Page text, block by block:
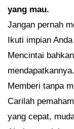
yang mau.
Jangan pernah
Ikuti impian
Mencintai
mendapatkannya.
Memberi tanpa
Carilah
yang cepat,